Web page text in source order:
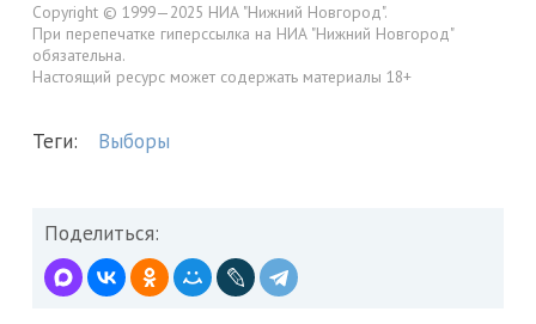
Copyright © 1999—2025 НИА "Нижний Новгород".
При перепечатке гиперссылка на НИА "Нижний Новгород"
обязательна.
Настоящий ресурс может содержать материалы 18+
Теги: Выборы
Поделиться: